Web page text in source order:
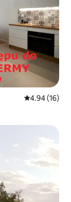
Calificación
4.94 (16)